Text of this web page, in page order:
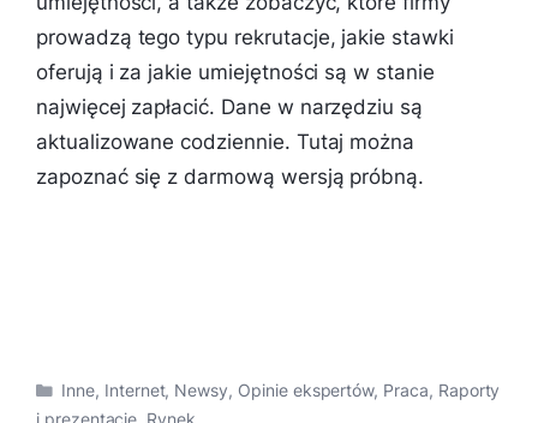
prowadzą tego typu rekrutacje, jakie stawki
oferują i za jakie umiejętności są w stanie
najwięcej zapłacić. Dane w narzędziu są
aktualizowane codziennie. Tutaj można
zapoznać się z darmową wersją próbną.
Kategorie
Inne, Internet, Newsy, Opinie ekspertów, Praca, Raporty